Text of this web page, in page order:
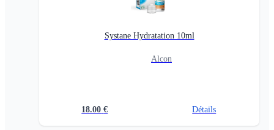
Systane Hydratation 10ml
Alcon
18.00 € Détails